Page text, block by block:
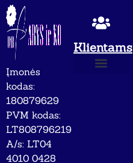
Įmonės
kodas:
180879629
PVM kodas:
LT808796219
A/s: LT04
4010 0428
Klientams